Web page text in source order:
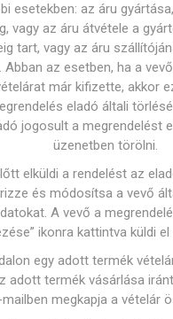
esetekben: az áru
vagy az áru átvétele a
tart, vagy az áru
az esetben, ha a
már kifizette, akkor
eladó általi
jogosult a megrendelést
üzenetben törölni.
elküldi a rendelést az
és módosítsa a vevő
A vevő a
ikonra kattintva küldi el
egy adott termék
adott termék vásárlása
megkapja a vételár